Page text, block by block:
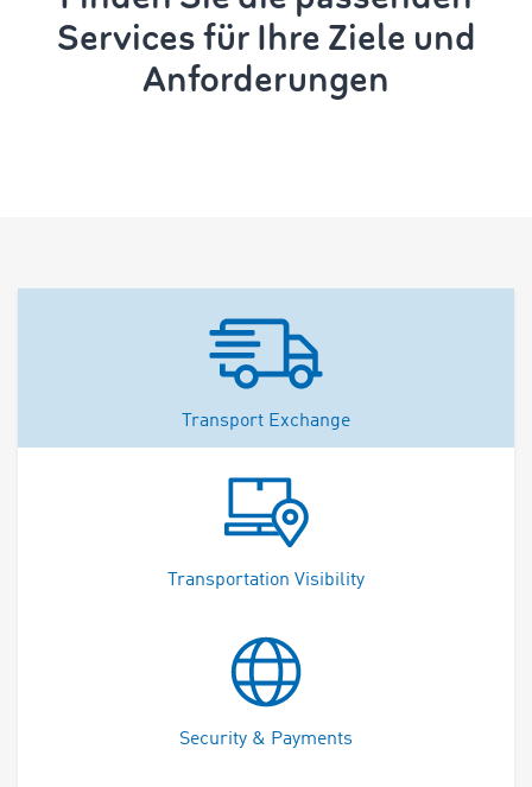
Services für Ihre Ziele und
Anforderungen
Transport Exchange
Transportation Visibility
Security & Payments